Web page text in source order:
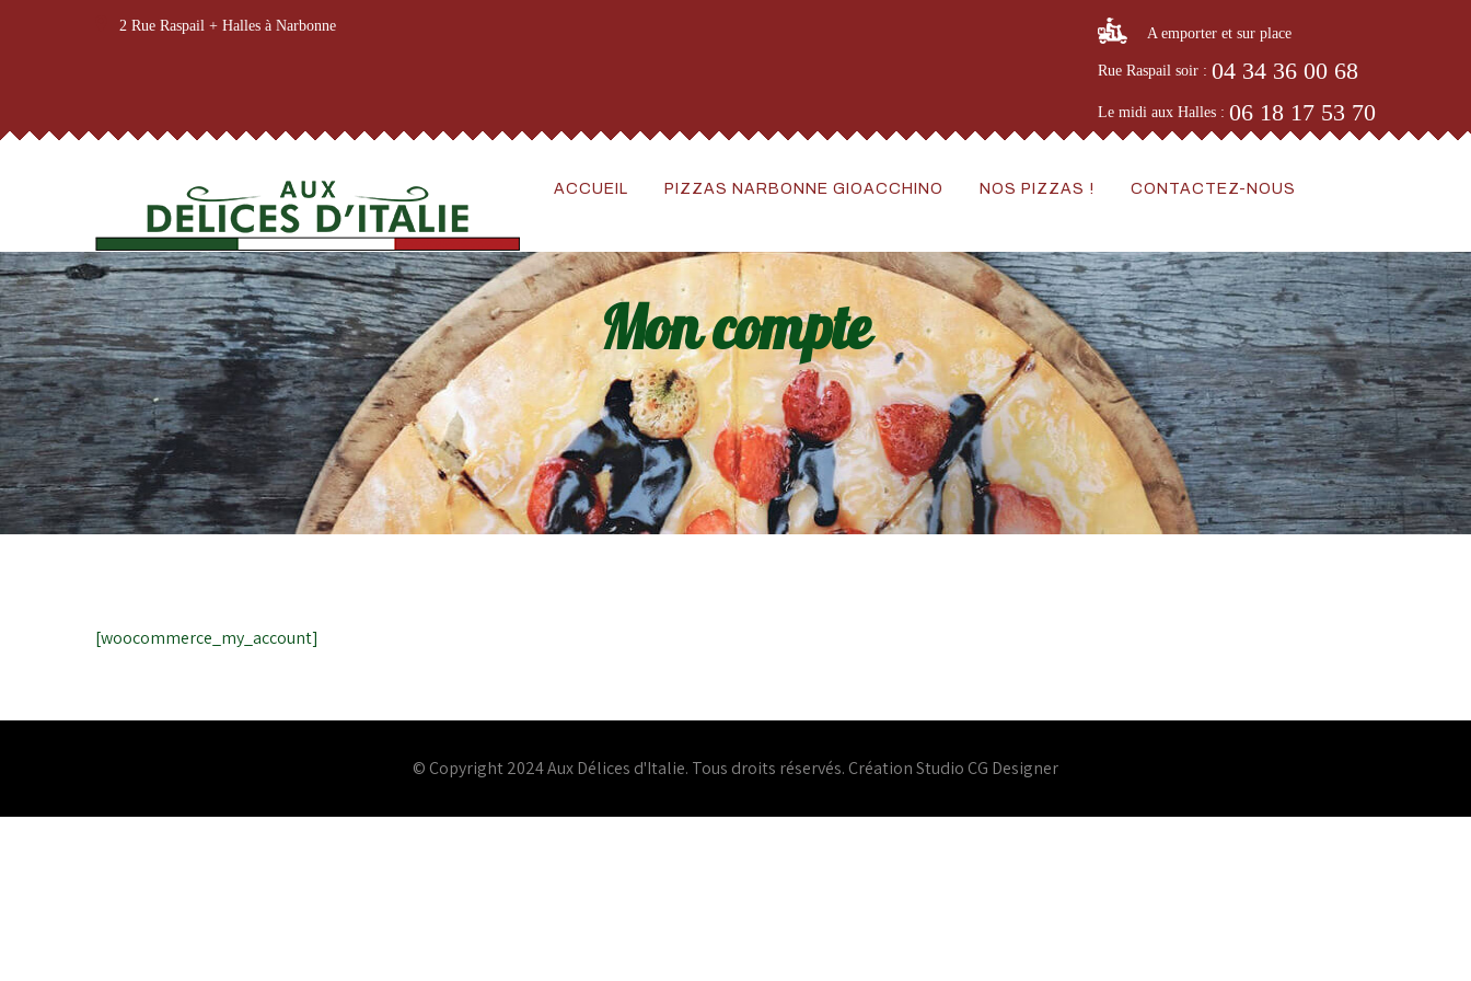
2 Rue Raspail + Halles à Narbonne A emporter et sur place
Rue Raspail soir : 04 34 36 00 68
Le midi aux Halles : 06 18 17 53 70
ACCUEIL PIZZAS NARBONNE GIOACCHINO NOS PIZZAS ! CONTACTEZ-NOUS
Mon compte
[woocommerce_my_account]
© Copyright 2024 Aux Délices d'Italie. Tous droits réservés. CréationStudio CG Designer